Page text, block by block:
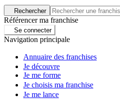
Rechercher
Référencer ma franchise
Se connecter
Navigation principale
Annuaire des franchises
Je découvre
Je me forme
Je choisis ma franchise
Je me lance